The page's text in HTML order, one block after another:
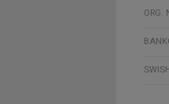
ORG.